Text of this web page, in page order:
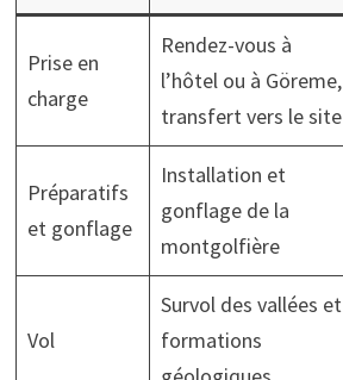
Prise en
charge
Rendez-vous à
l’hôtel ou à Göreme,
transfert vers le site
Préparatifs
et gonflage
Installation et
gonflage de la
montgolfière
Vol
Survol des vallées et
formations